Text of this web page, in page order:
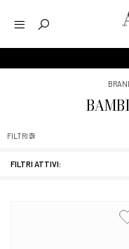
FILTRI ATTIVI:
FILTRI